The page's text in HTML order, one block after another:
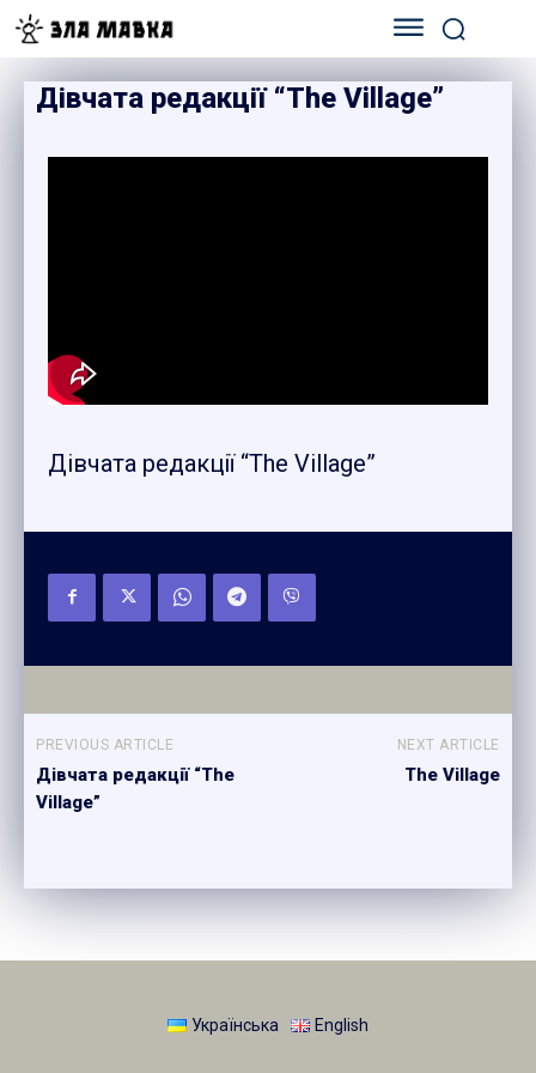
Дівчата редакції “The Village”
Дівчата редакції “The Village”
PREVIOUS ARTICLE
Дівчата редакції “The
Village”
NEXT ARTICLE
The Village
Українська English